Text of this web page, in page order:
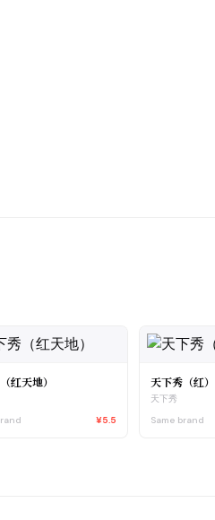
红天地）
¥5.5
天下秀（红）
天下秀
Same brand